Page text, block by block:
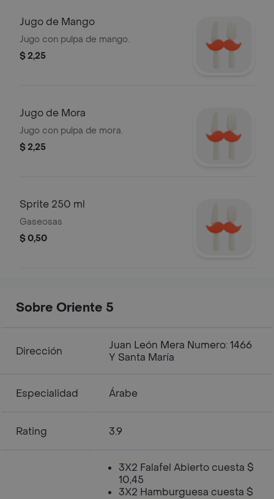
Jugo de Mango
Jugo con pulpa de mango.
$ 2,25
Jugo de Mora
Jugo con pulpa de mora.
$ 2,25
Sprite 250 ml
Gaseosas
$ 0,50
Sobre Oriente 5
Dirección
Juan León Mera Numero: 1466
Y Santa María
Especialidad Árabe
Rating 3.9
3X2 Falafel Abierto cuesta $
10,45
3X2 Hamburguesa cuesta $